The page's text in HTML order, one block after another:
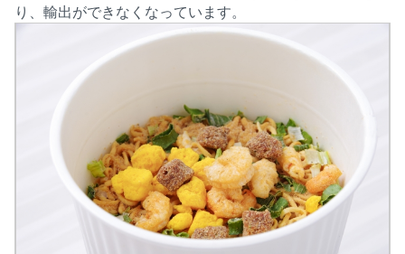
り、輸出ができなくなっています。